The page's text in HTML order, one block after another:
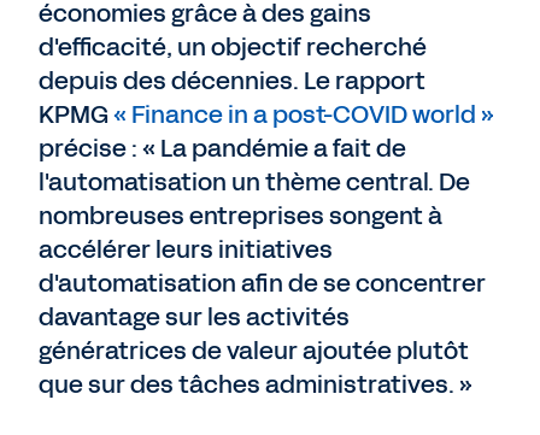
économies grâce à des gains
d'efficacité, un objectif recherché
depuis des décennies. Le rapport
KPMG« Finance in a post-COVID world »
précise : « La pandémie a fait de
l'automatisation un thème central. De
nombreuses entreprises songent à
accélérer leurs initiatives
d'automatisation afin de se concentrer
davantage sur les activités
génératrices de valeur ajoutée plutôt
que sur des tâches administratives. »